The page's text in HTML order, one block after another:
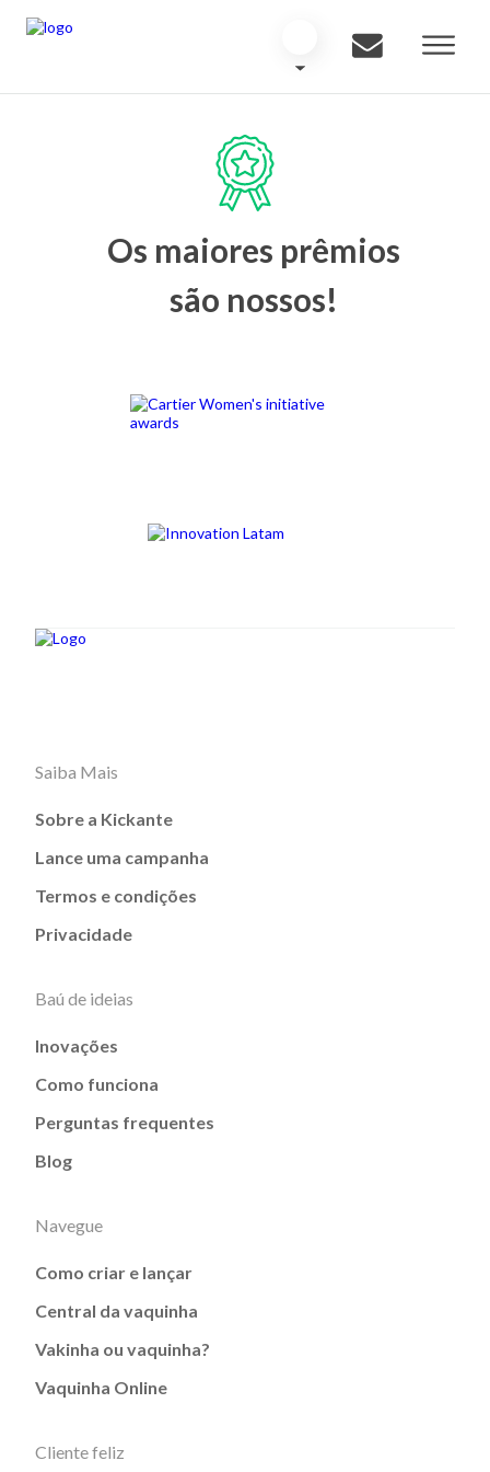
Os maiores prêmios
são nossos!
Saiba Mais
Sobre a Kickante
Lance uma campanha
Termos e condições
Privacidade
Baú de ideias
Inovações
Como funciona
Perguntas frequentes
Blog
Navegue
Como criar e lançar
Central da vaquinha
Vakinha ou vaquinha?
Vaquinha Online
Cliente feliz